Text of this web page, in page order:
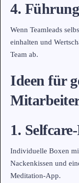
4.
Wenn Teamleads
einhalten und
Team ab.
Ideen für
1.
Individuelle Boxen
Nackenkissen und
Meditation-App.